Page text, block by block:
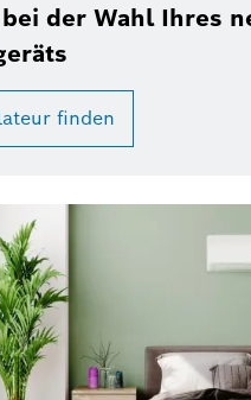
der Wahl Ihres
finden